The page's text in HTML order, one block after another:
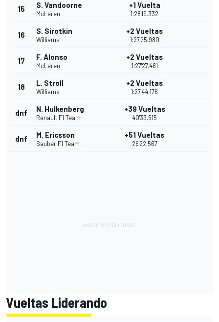
15 S. Vandoorne
McLaren
+1 Vuelta
1:28'19.332
16 S. Sirotkin
Williams
+2 Vueltas
1:27'25.980
17 F. Alonso
McLaren
+2 Vueltas
1:27'27.461
18 L. Stroll
Williams
+2 Vueltas
1:27'44.176
dnf N. Hulkenberg
Renault F1 Team
+39 Vueltas
40'33.515
dnf M. Ericsson
Sauber F1 Team
+51 Vueltas
26'22.567
Vueltas Liderando